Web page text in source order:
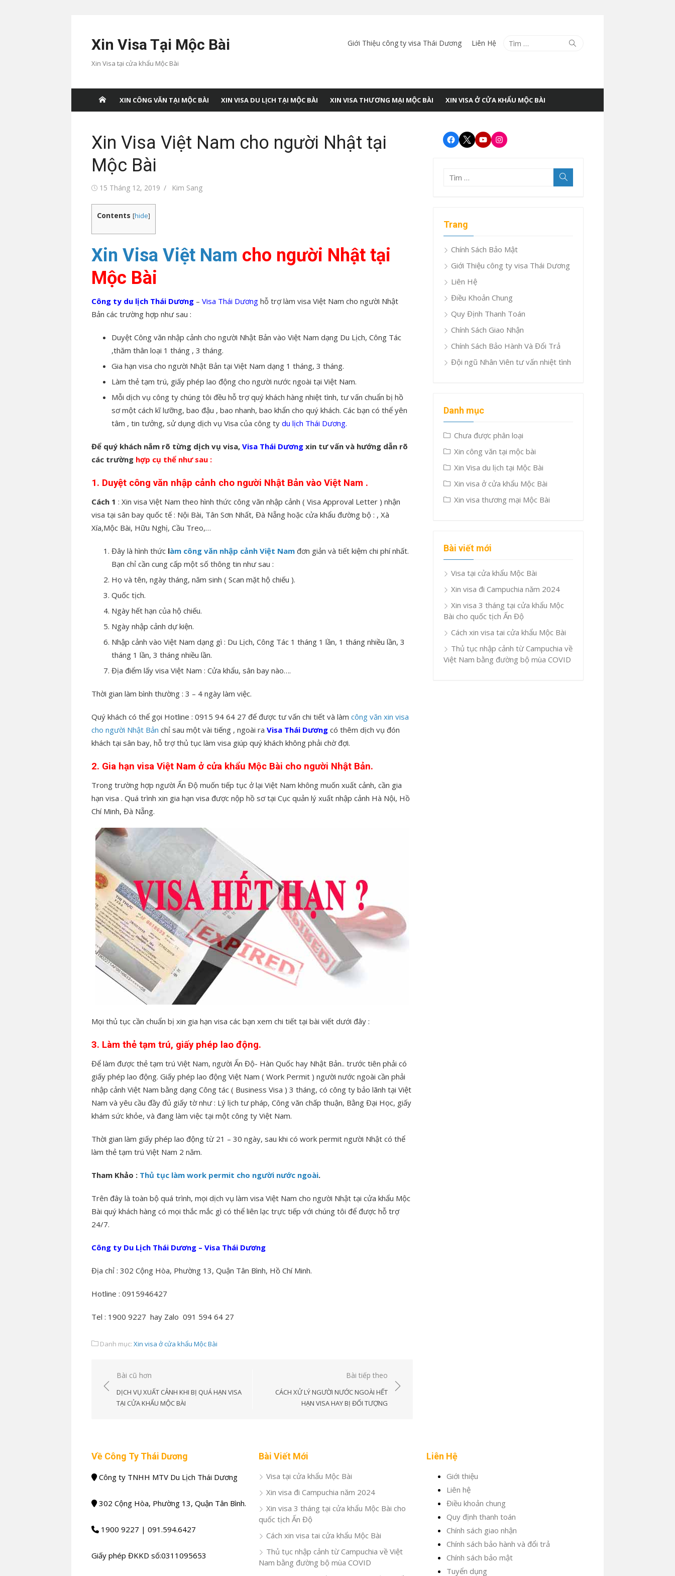
Xin Visa Tại Mộc Bài
Xin Visa tại cửa khẩu Mộc Bài
Tìm
Tìm
Giới Thiệu công ty visa Thái Dương Liên Hệ
XIN CÔNG VĂN TẠI MỘC BÀI XIN VISA DU LỊCH TẠI MỘC BÀI XIN VISA THƯƠNG MẠI MỘC BÀI XIN VISA Ở CỬA KHẨU MỘC BÀI
Xin Visa Việt Nam cho người Nhật tại
Mộc Bài
Đăng15 Tháng 12, 2019
Tác
Kim Sang
Contents [hide]
Xin Visa Việt Nam cho người Nhật tại
Mộc Bài
Công ty du lịch Thái Dương – Visa Thái Dương hỗ trợ làm visa Việt Nam cho người Nhật
Bản các trường hợp như sau :
Duyệt Công văn nhập cảnh cho người Nhật Bản vào Việt Nam dạng Du Lịch, Công Tác
,thăm thân loại 1 tháng , 3 tháng.
Gia hạn visa cho người Nhật Bản tại Việt Nam dạng 1 tháng, 3 tháng.
Làm thẻ tạm trú, giấy phép lao động cho người nước ngoài tại Việt Nam.
Mỗi dịch vụ công ty chúng tôi đều hỗ trợ quý khách hàng nhiệt tình, tư vấn chuẩn bị hồ
sơ một cách kĩ lưỡng, bao đậu , bao nhanh, bao khẩn cho quý khách. Các bạn có thể yên
tâm , tin tưởng, sử dụng dịch vụ Visa của công ty du lịch Thái Dương.
Để quý khách nắm rõ từng dịch vụ visa, Visa Thái Dương xin tư vấn và hướng dẫn rõ
các trường hợp cụ thể như sau :
1. Duyệt công văn nhập cảnh cho người Nhật Bản vào Việt Nam .
Cách 1 : Xin visa Việt Nam theo hình thức công văn nhập cảnh ( Visa Approval Letter ) nhận
visa tại sân bay quốc tế : Nội Bài, Tân Sơn Nhất, Đà Nẵng hoặc cửa khẩu đường bộ : , Xà
Xía,Mộc Bài, Hữu Nghị, Cầu Treo,…
Đây là hình thức làm công văn nhập cảnh Việt Nam đơn giản và tiết kiệm chi phí nhất.
Bạn chỉ cần cung cấp một số thông tin như sau :
Họ và tên, ngày tháng, năm sinh ( Scan mặt hộ chiếu ).
Quốc tịch.
Ngày hết hạn của hộ chiếu.
Ngày nhập cảnh dự kiện.
Nhập cảnh vào Việt Nam dạng gì : Du Lịch, Công Tác 1 tháng 1 lần, 1 tháng nhiều lần, 3
tháng 1 lần, 3 tháng nhiều lần.
Địa điểm lấy visa Việt Nam : Cửa khẩu, sân bay nào….
Thời gian làm bình thường : 3 – 4 ngày làm việc.
Quý khách có thể gọi Hotline : 0915 94 64 27 để được tư vấn chi tiết và làm công văn xin visa
cho người Nhật Bản chỉ sau một vài tiếng , ngoài ra Visa Thái Dương có thêm dịch vụ đón
khách tại sân bay, hỗ trợ thủ tục làm visa giúp quý khách không phải chờ đợi.
2. Gia hạn visa Việt Nam ở cửa khẩu Mộc Bài cho người Nhật Bản.
Trong trường hợp người Ấn Độ muốn tiếp tục ở lại Việt Nam không muốn xuất cảnh, cần gia
hạn visa . Quá trình xin gia hạn visa được nộp hồ sơ tại Cục quản lý xuất nhập cảnh Hà Nội, Hồ
Chí Minh, Đà Nẵng.
Mọi thủ tục cần chuẩn bị xin gia hạn visa các bạn xem chi tiết tại bài viết dưới đây :
3. Làm thẻ tạm trú, giấy phép lao động.
Để làm được thẻ tạm trú Việt Nam, người Ấn Độ- Hàn Quốc hay Nhật Bản.. trước tiên phải có
giấy phép lao động. Giấy phép lao động Việt Nam ( Work Permit ) người nước ngoài cần phải
nhập cảnh Việt Nam bằng dạng Công tác ( Business Visa ) 3 tháng, có công ty bảo lãnh tại Việt
Nam và yêu cầu đầy đủ giấy tờ như : Lý lịch tư pháp, Công văn chấp thuận, Bằng Đại Học, giấy
khám sức khỏe, và đang làm việc tại một công ty Việt Nam.
Thời gian làm giấy phép lao động từ 21 – 30 ngày, sau khi có work permit người Nhật có thể
làm thẻ tạm trú Việt Nam 2 năm.
Tham Khảo : Thủ tục làm work permit cho người nước ngoài.
Trên đây là toàn bộ quá trình, mọi dịch vụ làm visa Việt Nam cho người Nhật tại cửa khẩu Mộc
Bài quý khách hàng có mọi thắc mắc gì có thể liên lạc trực tiếp với chúng tôi để được hỗ trợ
24/7.
Công ty Du Lịch Thái Dương – Visa Thái Dương
Địa chỉ : 302 Cộng Hòa, Phường 13, Quận Tân Bình, Hồ Chí Minh.
Hotline : 0915946427
Tel : 1900 9227 hay Zalo 091 594 64 27
Danh mục: Xin visa ở cửa khẩu Mộc Bài
Điều
hướng
Bài cũ hơn
DỊCH VỤ XUẤT CẢNH KHI BỊ QUÁ HẠN VISA
TẠI CỬA KHẨU MỘC BÀI
Bài tiếp theo
CÁCH XỬ LÝ NGƯỜI NƯỚC NGOÀI HẾT
HẠN VISA HAY BỊ ĐỐI TƯỢNG
Facebook
TwitterYoutubeInstagram
Tìm
kiếm
Trang
Chính Sách Bảo Mật
Giới Thiệu công ty visa Thái Dương
Liên Hệ
Điều Khoản Chung
Quy Định Thanh Toán
Chính Sách Giao Nhận
Chính Sách Bảo Hành Và Đổi Trả
Đội ngũ Nhân Viên tư vấn nhiệt tình
Danh mục
Chưa được phân loại
Xin công văn tại mộc bài
Xin Visa du lịch tại Mộc Bài
Xin visa ở cửa khẩu Mộc Bài
Xin visa thương mại Mộc Bài
Bài viết mới
Visa tại cửa khẩu Mộc Bài
Xin visa đi Campuchia năm 2024
Xin visa 3 tháng tại cửa khẩu Mộc
Bài cho quốc tịch Ấn Độ
Cách xin visa tai cửa khẩu Mộc Bài
Thủ tục nhập cảnh từ Campuchia về
Việt Nam bằng đường bộ mùa COVID
Về Công Ty Thái Dương
Công ty TNHH MTV Du Lịch Thái Dương
302 Cộng Hòa, Phường 13, Quận Tân Bình.
1900 9227 | 091.594.6427
Giấy phép ĐKKD số:0311095653
Bài Viết Mới
Visa tại cửa khẩu Mộc Bài
Xin visa đi Campuchia năm 2024
Xin visa 3 tháng tại cửa khẩu Mộc Bài cho
quốc tịch Ấn Độ
Cách xin visa tai cửa khẩu Mộc Bài
Thủ tục nhập cảnh từ Campuchia về Việt
Nam bằng đường bộ mùa COVID
Liên Hệ
Giới thiệu
Liên hệ
Điều khoản chung
Quy định thanh toán
Chính sách giao nhận
Chính sách bảo hành và đổi trả
Chính sách bảo mật
Tuyển dụng